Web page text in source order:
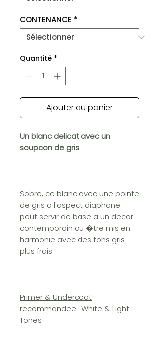
CONTENANCE *
Quantité *
Ajouter au panier
Un blanc delicat avec un
soupcon de gris
Sobre, ce blanc avec une pointe
de gris a l'aspect diaphane
peut servir de base a un decor
contemporain ou �tre mis en
harmonie avec des tons gris
plus frais.
Primer & Undercoat
recommandee : White & Light
Tones